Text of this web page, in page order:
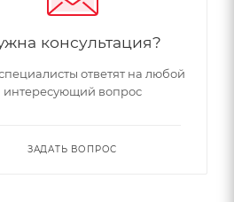
консультация?
ответят на любой
интересующий вопрос
ЗАДАТЬ ВОПРОС